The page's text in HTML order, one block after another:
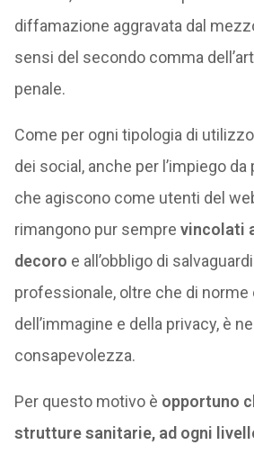
diffamazione aggravata dal
sensi del secondo comma
penale.
Come per ogni tipologia di
dei social, anche per l’impiego
che agiscono come utenti del
rimangono pur sempre vincolati
decoro e all’obbligo di
professionale, oltre che di norme
dell’immagine e della privacy, è
consapevolezza.
Per questo motivo è opportuno
strutture sanitarie, ad ogni